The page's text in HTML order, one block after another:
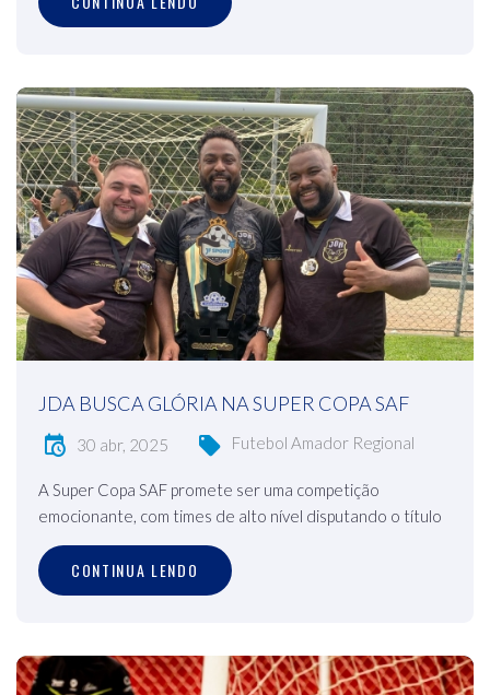
JDA BUSCA GLÓRIA NA SUPER COPA SAF
30 abr, 2025 Futebol Amador Regional
A Super Copa SAF promete ser uma competição
emocionante, com times de alto nível disputando o título
CONTINUA LENDO